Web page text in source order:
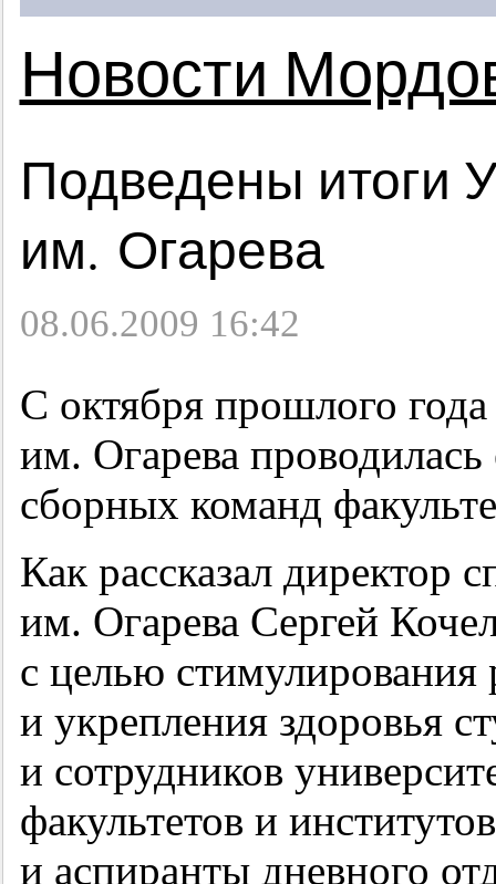
Новости
Подведены итоги
им. Огарева
08.06.2009 16:42
С октября прошлого
им. Огарева
сборных команд
Как рассказал директор
им. Огарева Сергей
с целью стимулирования
и укрепления здоровья
и сотрудников
факультетов и
и аспиранты дневного